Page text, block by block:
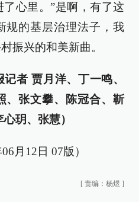
心里。”是啊，有了这
规的基层治理法子，我
振兴的和美新曲。
记者 贾月洋、丁一鸣、
、张文攀、陈冠合、靳
玥、张慧）
月12日 07版）
[ 责编：杨煜 ]